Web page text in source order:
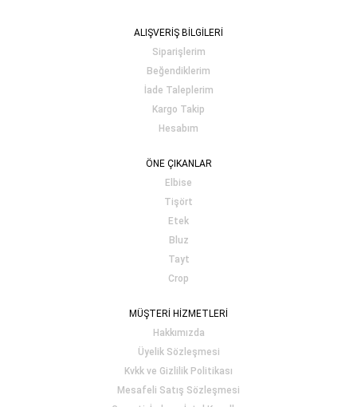
ALIŞVERİŞ BİLGİLERİ
Siparişlerim
Beğendiklerim
İade Taleplerim
Kargo Takip
Hesabım
ÖNE ÇIKANLAR
Elbise
Tişört
Etek
Bluz
Tayt
Crop
MÜŞTERİ HİZMETLERİ
Hakkımızda
Üyelik Sözleşmesi
Kvkk ve Gizlilik Politikası
Mesafeli Satış Sözleşmesi